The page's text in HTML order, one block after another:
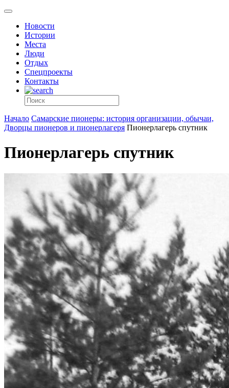
Новости
Истории
Места
Люди
Отдых
Спецпроекты
Контакты
Начало Самарские пионеры: история организации, обычаи,
Дворцы пионеров и пионерлагеря Пионерлагерь спутник
Пионерлагерь спутник